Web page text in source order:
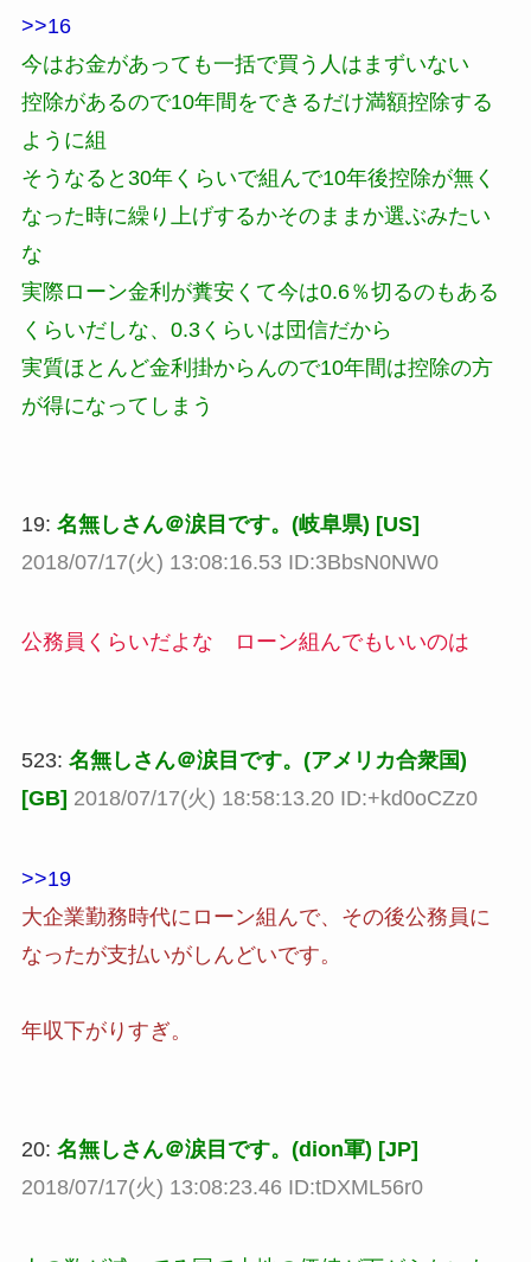
>>16
今はお金があっても一括で買う人はまずいない
控除があるので10年間をできるだけ満額控除する
ように組
そうなると30年くらいで組んで10年後控除が無く
なった時に繰り上げするかそのままか選ぶみたい
な
実際ローン金利が糞安くて今は0.6％切るのもある
くらいだしな、0.3くらいは団信だから
実質ほとんど金利掛からんので10年間は控除の方
が得になってしまう
19: 名無しさん＠涙目です。(岐阜県) [US]
2018/07/17(火) 13:08:16.53 ID:3BbsN0NW0
公務員くらいだよな ローン組んでもいいのは
523: 名無しさん＠涙目です。(アメリカ合衆国)
[GB] 2018/07/17(火) 18:58:13.20 ID:+kd0oCZz0
>>19
大企業勤務時代にローン組んで、その後公務員に
なったが支払いがしんどいです。
年収下がりすぎ。
20: 名無しさん＠涙目です。(dion軍) [JP]
2018/07/17(火) 13:08:23.46 ID:tDXML56r0